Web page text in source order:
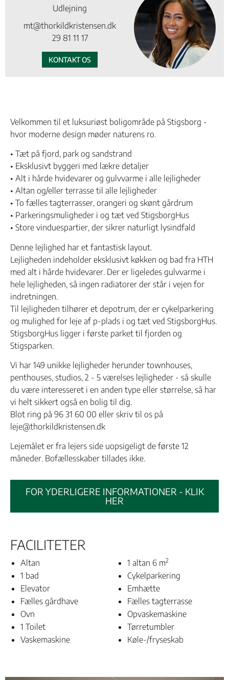
Velkommen til et luksuriøst boligområde på Stigsborg -
hvor moderne design møder naturens ro.
• Tæt på fjord, park og sandstrand
• Eksklusivt byggeri med lækre detaljer
• Alt i hårde hvidevarer og gulvvarme i alle lejligheder
• Altan og/eller terrasse til alle lejligheder
• To fælles tagterrasser, orangeri og skønt gårdrum
• Parkeringsmuligheder i og tæt ved StigsborgHus
• Store vinduespartier, der sikrer naturligt lysindfald
Denne lejlighed har et fantastisk layout.
Lejligheden indeholder eksklusivt køkken og bad fra HTH
med alt i hårde hvidevarer. Der er ligeledes gulvvarme i
hele lejligheden, så ingen radiatorer der står i vejen for
indretningen.
Til lejligheden tilhører et depotrum, der er cykelparkering
og mulighed for leje af p-plads i og tæt ved StigsborgHus.
StigsborgHus ligger i første parket til fjorden og
Stigsparken.
Vi har 149 unikke lejligheder herunder townhouses,
penthouses, studios, 2 - 5 værelses lejligheder - så skulle
du være interesseret i en anden type eller størrelse, så har
vi helt sikkert også en bolig til dig.
Blot ring på 96 31 60 00 eller skriv til os på
leje@thorkildkristensen.dk
Lejemålet er fra lejers side uopsigeligt de første 12
måneder. Bofællesskaber tillades ikke.
FOR YDERLIGERE INFORMATIONER - KLIK
HER
FACILITETER
Altan 1 altan 6 m2
1 bad
Cykelparkering
Elevator
Emhætte
Fælles gårdhave
Fælles tagterrasse
Ovn
Opvaskemaskine
1 Toilet
Tørretumbler
Vaskemaskine
Køle-/fryseskab
Udlejning
mt@thorkildkristensen.dk
29 81 11 17
KONTAKT OS